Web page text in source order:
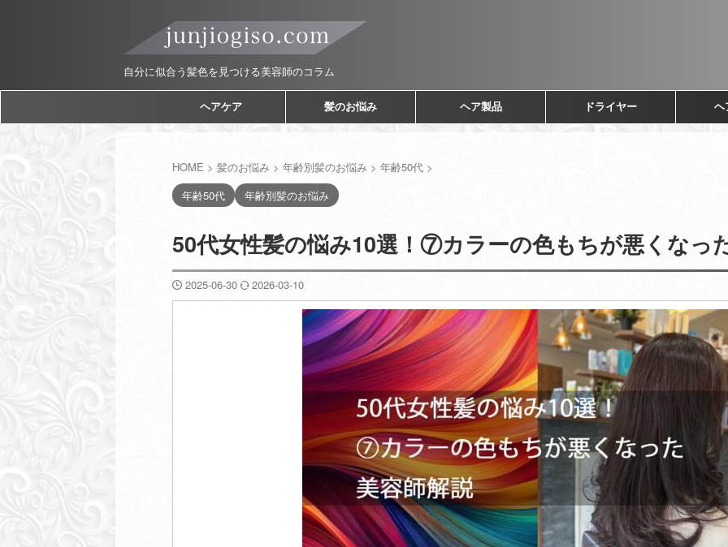
自分に似合う髪色を見つける美容師のコラム
ヘアケア 髪のお悩み ヘア製品 ドライヤー ヘ
HOME > 髪のお悩み > 年齢別髪のお悩み > 年齢50代 >
年齢50代
年齢別髪のお悩み
50代女性髪の悩み10選！⑦カラーの色もちが悪くなっ
2025-06-30 2026-03-10